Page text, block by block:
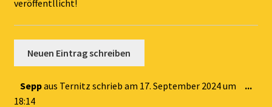
Kontakt
Gästebuch
veröffentllicht!
Seppaus Ternitz schrieb am 17. September 2024um
18:14
...